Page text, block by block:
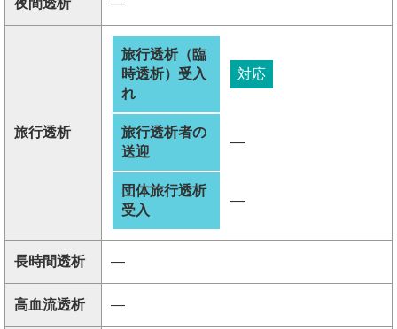
夜間透析 ―
旅行透析
旅行透析（臨
時透析）受入
れ
対応
旅行透析者の
送迎
―
団体旅行透析
受入
―
長時間透析 ―
高血流透析 ―